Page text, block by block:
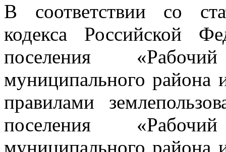
В соответствии со
кодекса Российской
поселения
муниципального района
правилами
поселения
муниципального района